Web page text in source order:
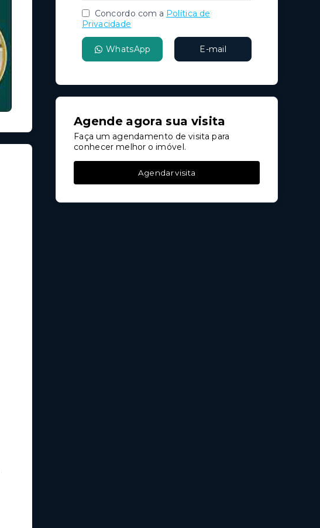
Concordo com a Política de
Privacidade
WhatsApp E-mail
Agende agora sua visita
Faça um agendamento de visita para
conhecer melhor o imóvel.
Agendar visita